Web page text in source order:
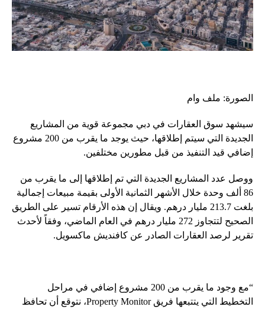
الصورة: ملف وام
سيشهد سوق العقارات في دبي مجموعة قوية من المشاريع
الجديدة التي سيتم إطلاقها، حيث يوجد ما يقرب من 200 مشروع
إضافي قيد التنفيذ من قبل مطورين مختلفين.
ووصل عدد المشاريع الجديدة التي تم إطلاقها إلى ما يقرب من
86 ألف وحدة خلال الأشهر الثمانية الأولى بقيمة مبيعات إجمالية
بلغت 213.7 مليار درهم. ويقال إن هذه الأرقام تسير على الطريق
الصحيح لتتجاوز 272 مليار درهم في العام الماضي، وفقاً لأحدث
تقرير لرصد العقارات الصادر عن كافنديش ماكسويل.
“مع وجود ما يقرب من 200 مشروع إضافي في مراحل
التخطيط التي يتتبعها فريق Property Monitor، نتوقع أن تحافظ